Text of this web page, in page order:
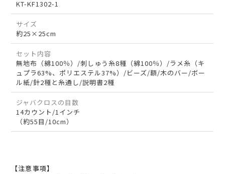
KT-KF1302-1
サイズ
約25×25cm
セット内容
無地布（綿100％）/刺しゅう糸8種（綿100％）/ラメ糸（キ
ュプラ63%、ポリエステル37%）/ビーズ/額/木のバー/ボー
ル紙/針2種と糸通し/説明書2種
ジャバクロスの目数
14カウント/1インチ
（約55目/10cm）
【注意事項】